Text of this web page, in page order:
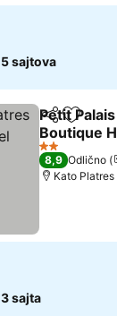
5 sajtova
Deli Dodati
Petit
Boutique
2 Zvezdice
8,9 Odlično
Κato
3 sajta